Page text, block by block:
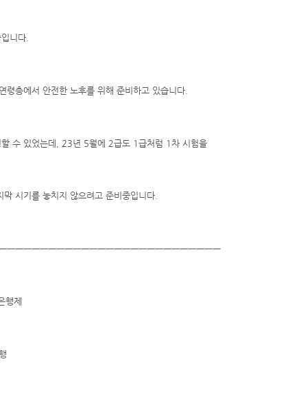
니다.
층에서 안전한 노후를 위해 준비하고 있습니다.
수 있었는데, 23년 5월에 2급도 1급처럼 1차 시험을
시기를 놓치지 않으려고 준비중입니다.
ㅡㅡㅡㅡㅡㅡㅡㅡㅡㅡㅡㅡㅡㅡㅡㅡㅡㅡㅡㅡㅡㅡㅡㅡㅡㅡ
행제